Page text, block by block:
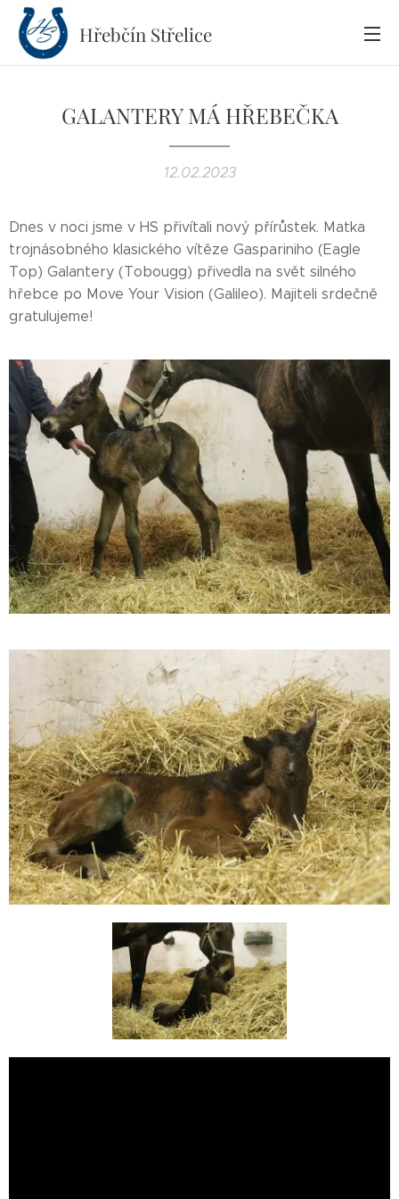
Hřebčín Střelice
GALANTERY MÁ HŘEBEČKA
12.02.2023
Dnes v noci jsme v HS přivítali nový přírůstek. Matka
trojnásobného klasického vítěze Gaspariniho (Eagle
Top) Galantery (Tobougg) přivedla na svět silného
hřebce po Move Your Vision (Galileo). Majiteli srdečně
gratulujeme!